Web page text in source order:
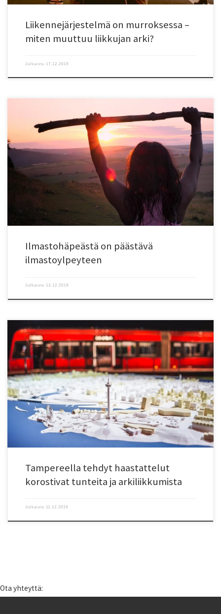
Liikennejärjestelmä on murroksessa –
miten muuttuu liikkujan arki?
Julkaistu 17.12.2019
Ilmastonmuutos saa aikaan monenlaisia negatiivisia tunteita, kuten
ahdistusta, pelkoa ja toivottomuutta. Kulutuskeskeisessä yhteiskunnassa
yksi tunne nousee yli muiden: Häpeä omista kulutusvalinnoista. Häpeä on
tärkeä tunne, sillä se auttaa yksilöä toimimaan yhteisössä sen normien
mukaisesti. Ruotsissa lentohäpeä on osaltaan vähentänyt lentomatkailua ja
siitä aiheutuvia päästöjä. Ilmastolle häpeä voi siis olla hyväksi, […]
Ilmastohäpeästä on päästävä
ilmastoylpeyteen
Julkaistu 13.12.2019
Tutkijamme ovat tehneet arkiliikkumisen esteitä ja motiiveja käsitteleviä
haastatteluja Tampereella Sammon koulun ja Kalevan Prisma-keskuksen
työntekijöiden keskuudessa. Haastattelut liittyvät STYLE-hankkeen
kaupunki-interventioihin, joita toteutetaan Tampereella, Turussa,
Helsingissä ja Jyväskylässä. Tampereen interventio kohdistuu raitiotien
rakentamisen aiheuttamiin arkiliikkumisen muutoksiin. Nyt tehdyissä
haastatteluissa keskityttiin kartoittamaan ja ymmärtämään
kokonaisliikkumisen kenttää, johon työmatkojen kulkutavat olennaisesti
nivoutuvat. […]
Tampereella tehdyt haastattelut
korostivat tunteita ja arkiliikkumista
Julkaistu 11.12.2019
Ota yhteyttä: